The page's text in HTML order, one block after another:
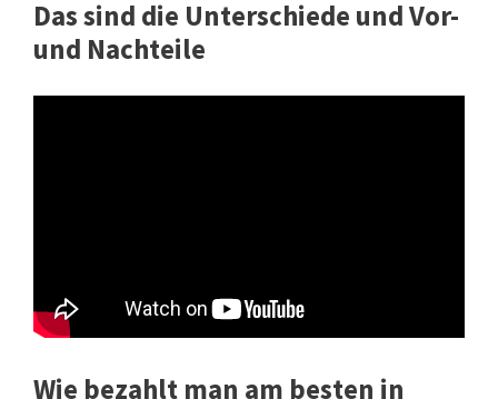
Das sind die Unterschiede und Vor-
und Nachteile
Wie bezahlt man am besten in